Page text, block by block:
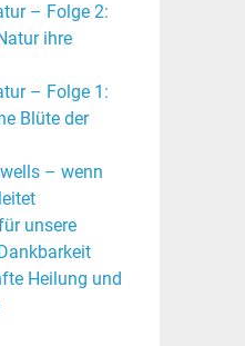
– Folge 2:
ihre
– Folge 1:
Blüte der
– wenn
unsere
Heilung und